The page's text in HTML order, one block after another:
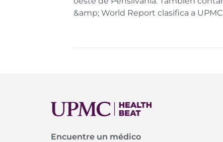
&amp; World Report clasifica a
Encuentre un médico